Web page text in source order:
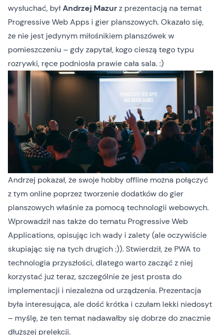
wysłuchać, byłAndrzej Mazurz prezentacją na temat
Progressive Web Apps i gier planszowych. Okazało się,
że nie jest jedynym miłośnikiem planszówek w
pomieszczeniu – gdy zapytał, kogo cieszą tego typu
rozrywki, ręce podniosła prawie cała sala. :)
Andrzej pokazał, że swoje hobby offline można połączyć
z tym online poprzez tworzenie dodatków do gier
planszowych właśnie za pomocą technologii webowych.
Wprowadził nas także do tematu Progressive Web
Applications, opisując ich wady i zalety (ale oczywiście
skupiając się na tych drugich :)). Stwierdził, że PWA to
technologia przyszłości, dlatego warto zacząć z niej
korzystać już teraz, szczególnie że jest prosta do
implementacji i niezależna od urządzenia. Prezentacja
była interesująca, ale dość krótka i czułam lekki niedosyt
– myślę, że ten temat nadawałby się dobrze do znacznie
dłuższej prelekcji.